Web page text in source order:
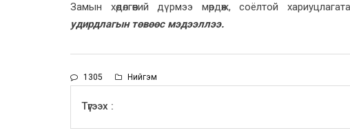
Замын хөдөлгөөний дүрмээ мөрдөж, соёлтой
удирдлагын төвөөс мэдээллээ.
1305 Нийгэм
Түгээх :